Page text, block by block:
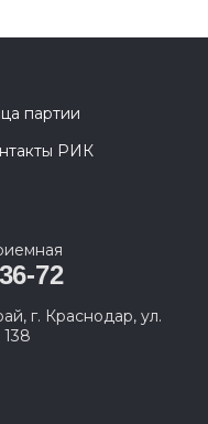
партии
РИК
72
г. Краснодар, ул.